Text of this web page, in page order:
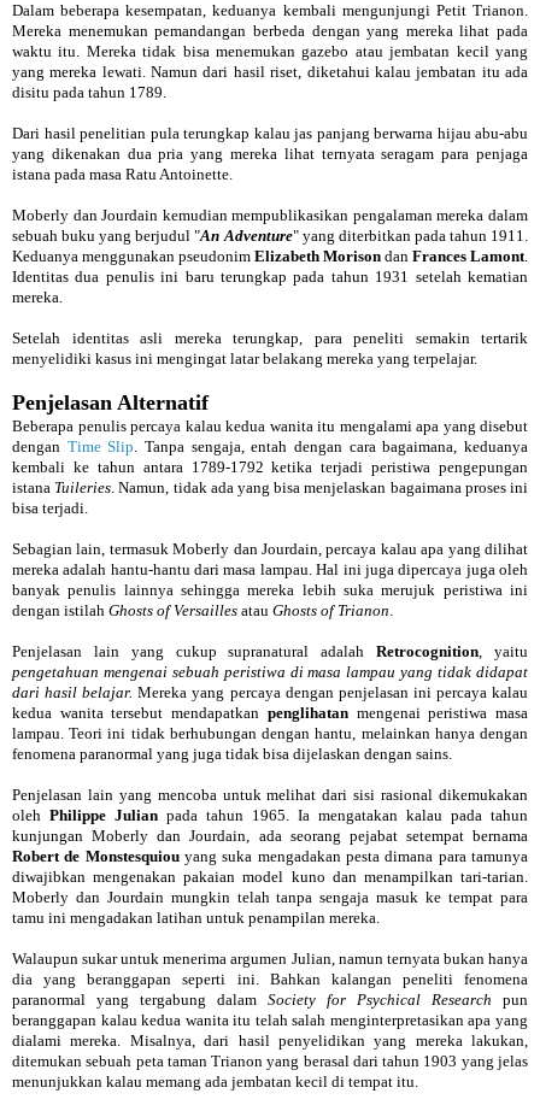
Dalam beberapa kesempatan, keduanya kembali mengunjungi Petit Trianon.
Mereka menemukan pemandangan berbeda dengan yang mereka lihat pada
waktu itu. Mereka tidak bisa menemukan gazebo atau jembatan kecil yang
yang mereka lewati. Namun dari hasil riset, diketahui kalau jembatan itu ada
disitu pada tahun 1789.
Dari hasil penelitian pula terungkap kalau jas panjang berwarna hijau abu-abu
yang dikenakan dua pria yang mereka lihat ternyata seragam para penjaga
istana pada masa Ratu Antoinette.
Moberly dan Jourdain kemudian mempublikasikan pengalaman mereka dalam
sebuah buku yang berjudul "An Adventure" yang diterbitkan pada tahun 1911.
Keduanya menggunakan pseudonim Elizabeth Morison dan Frances Lamont
Identitas dua penulis ini baru terungkap pada tahun 1931 setelah kematian
mereka.
Setelah identitas asli mereka terungkap, para peneliti semakin tertarik
menyelidiki kasus ini mengingat latar belakang mereka yang terpelajar.
Penjelasan Alternatif
Beberapa penulis percaya kalau kedua wanita itu mengalami apa yang disebut
dengan Time Slip . Tanpa sengaja, entah dengan cara bagaimana, keduanya
kembali ke tahun antara 1789-1792 ketika terjadi peristiwa pengepungan
istana Tuileries . Namun, tidak ada yang bisa menjelaskan bagaimana proses ini
bisa terjadi.
Sebagian lain, termasuk Moberly dan Jourdain, percaya kalau apa yang dilihat
mereka adalah hantu-hantu dari masa lampau. Hal ini juga dipercaya juga oleh
banyak penulis lainnya sehingga mereka lebih suka merujuk peristiwa ini
dengan istilah Ghosts of Versailles atau Ghosts of Trianon
Penjelasan lain yang cukup supranatural adalahRetrocognition , yaitu
pengetahuan mengenai sebuah peristiwa di masa lampau yang tidak didapat
dari hasil belajar. Mereka yang percaya dengan penjelasan ini percaya kalau
kedua wanita tersebut mendapatkan penglihatanmengenai peristiwa masa
lampau. Teori ini tidak berhubungan dengan hantu, melainkan hanya dengan
fenomena paranormal yang juga tidak bisa dijelaskan dengan sains.
Penjelasan lain yang mencoba untuk melihat dari sisi rasional dikemukakan
oleh Philippe Julian pada tahun 1965. Ia mengatakan kalau pada tahun
kunjungan Moberly dan Jourdain, ada seorang pejabat setempat bernama
Robert de Monstesquiouyang suka mengadakan pesta dimana para tamunya
diwajibkan mengenakan pakaian model kuno dan menampilkan tari-tarian.
Moberly dan Jourdain mungkin telah tanpa sengaja masuk ke tempat para
tamu ini mengadakan latihan untuk penampilan mereka.
Walaupun sukar untuk menerima argumen Julian, namun ternyata bukan hanya
dia yang beranggapan seperti ini. Bahkan kalangan peneliti fenomena
paranormal yang tergabung dalam Society for Psychical Research pun
beranggapan kalau kedua wanita itu telah salah menginterpretasikan apa yang
dialami mereka. Misalnya, dari hasil penyelidikan yang mereka lakukan,
ditemukan sebuah peta taman Trianon yang berasal dari tahun 1903 yang jelas
menunjukkan kalau memang ada jembatan kecil di tempat itu.